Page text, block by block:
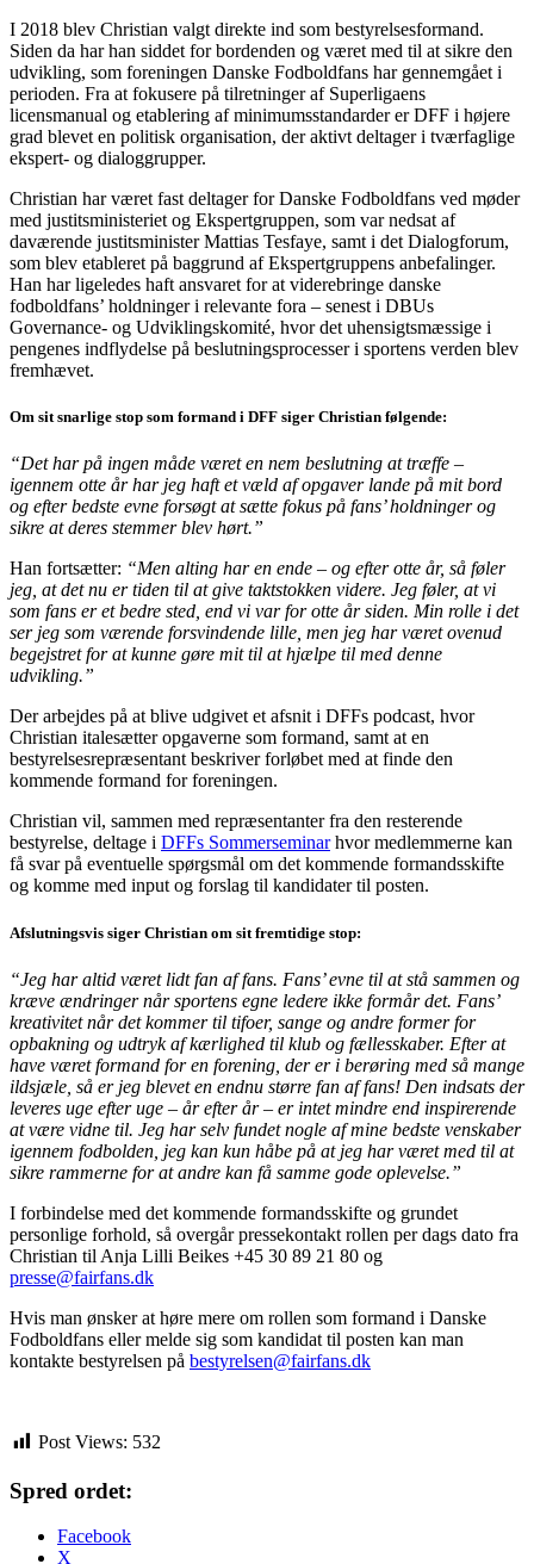
I 2018 blev Christian valgt direkte ind som bestyrelsesformand.
Siden da har han siddet for bordenden og været med til at sikre den
udvikling, som foreningen Danske Fodboldfans har gennemgået i
perioden. Fra at fokusere på tilretninger af Superligaens
licensmanual og etablering af minimumsstandarder er DFF i højere
grad blevet en politisk organisation, der aktivt deltager i tværfaglige
ekspert- og dialoggrupper.
Christian har været fast deltager for Danske Fodboldfans ved møder
med justitsministeriet og Ekspertgruppen, som var nedsat af
daværende justitsminister Mattias Tesfaye, samt i det Dialogforum,
som blev etableret på baggrund af Ekspertgruppens anbefalinger.
Han har ligeledes haft ansvaret for at viderebringe danske
fodboldfans’ holdninger i relevante fora – senest i DBUs
Governance- og Udviklingskomité, hvor det uhensigtsmæssige i
pengenes indflydelse på beslutningsprocesser i sportens verden blev
fremhævet.
Om sit snarlige stop som formand i DFF siger Christian følgende:
“Det har på ingen måde været en nem beslutning at træffe –
igennem otte år har jeg haft et væld af opgaver lande på mit bord
og efter bedste evne forsøgt at sætte fokus på fans’ holdninger og
sikre at deres stemmer blev hørt.”
Han fortsætter: “Men alting har en ende – og efter otte år, så føler
jeg, at det nu er tiden til at give taktstokken videre. Jeg føler, at vi
som fans er et bedre sted, end vi var for otte år siden. Min rolle i det
ser jeg som værende forsvindende lille, men jeg har været ovenud
begejstret for at kunne gøre mit til at hjælpe til med denne
udvikling.”
Der arbejdes på at blive udgivet et afsnit i DFFs podcast, hvor
Christian italesætter opgaverne som formand, samt at en
bestyrelsesrepræsentant beskriver forløbet med at finde den
kommende formand for foreningen.
Christian vil, sammen med repræsentanter fra den resterende
bestyrelse, deltage i DFFs Sommerseminarhvor medlemmerne kan
få svar på eventuelle spørgsmål om det kommende formandsskifte
og komme med input og forslag til kandidater til posten.
Afslutningsvis siger Christian om sit fremtidige stop:
“Jeg har altid været lidt fan af fans. Fans’ evne til at stå sammen og
kræve ændringer når sportens egne ledere ikke formår det. Fans’
kreativitet når det kommer til tifoer, sange og andre former for
opbakning og udtryk af kærlighed til klub og fællesskaber. Efter at
have været formand for en forening, der er i berøring med så mange
ildsjæle, så er jeg blevet en endnu større fan af fans! Den indsats der
leveres uge efter uge – år efter år – er intet mindre end inspirerende
at være vidne til. Jeg har selv fundet nogle af mine bedste venskaber
igennem fodbolden, jeg kan kun håbe på at jeg har været med til at
sikre rammerne for at andre kan få samme gode oplevelse.”
I forbindelse med det kommende formandsskifte og grundet
personlige forhold, så overgår pressekontakt rollen per dags dato fra
Christian til Anja Lilli Beikes +45 30 89 21 80 og
presse@fairfans.dk
Hvis man ønsker at høre mere om rollen som formand i Danske
Fodboldfans eller melde sig som kandidat til posten kan man
kontakte bestyrelsen på bestyrelsen@fairfans.dk
Post Views: 532
Spred ordet:
Facebook
X